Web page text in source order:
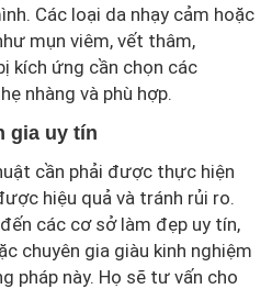
Các loại da nhạy cảm hoặc
mụn viêm, vết thâm,
kích ứng cần chọn các
nhàng và phù hợp.
gia uy tín
cần phải được thực hiện
hiệu quả và tránh rủi ro.
các cơ sở làm đẹp uy tín,
chuyên gia giàu kinh nghiệm
pháp này. Họ sẽ tư vấn cho